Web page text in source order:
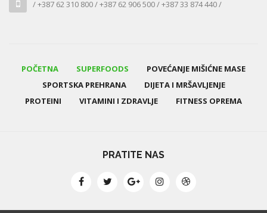
/ +387 62 310 800 / +387 62 906 500 / +387 33 874 440 /
POČETNA SUPERFOODS
POVEĆANJE MIŠIĆNE MASE
SPORTSKA PREHRANA
DIJETA I MRŠAVLJENJE
PROTEINI
VITAMINI I ZDRAVLJE FITNESS OPREMA
PRATITE NAS